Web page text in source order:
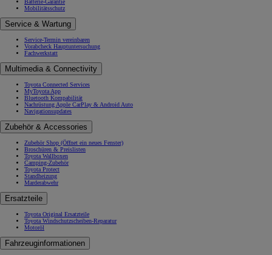
Batterie-Garantie
Mobilitätsschutz
Service & Wartung
Service-Termin vereinbaren
Vorabcheck Hauptuntersuchung
Fachwerkstatt
Multimedia & Connectivity
Toyota Connected Services
MyToyota App
Bluetooth Kompabilität
Nachrüstung Apple CarPlay & Android Auto
Navigationsupdates
Zubehör & Accessories
Zubehör Shop (Öffnet ein neues Fenster)
Broschüren & Preislisten
Toyota Wallboxen
Camping-Zubehör
Toyota Protect
Standheizung
Marderabwehr
Ersatzteile
Toyota Original Ersatzteile
Toyota Windschutzscheiben-Reparatur
Motoröl
Fahrzeuginformationen